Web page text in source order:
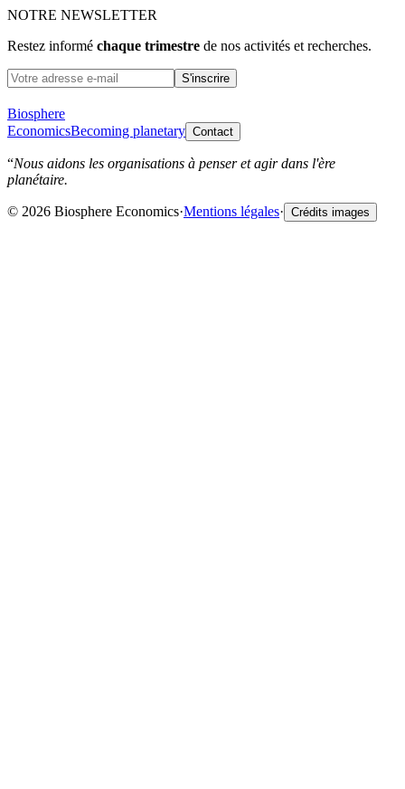
NOTRE NEWSLETTER
Restez informé chaque trimestre de nos activités et recherches.
S'inscrire
Biosphere
EconomicsBecoming planetary Contact
“Nous aidons les organisations à penser et agir dans l'ère
planétaire.
© 2026 Biosphere Economics·Mentions légales· Crédits images